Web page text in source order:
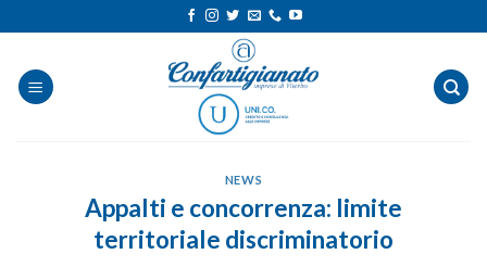
ai
contenuti
NEWS
Appalti e concorrenza: limite
territoriale discriminatorio